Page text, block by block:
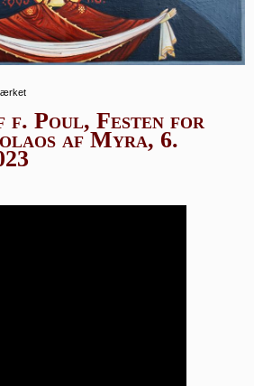
f. Poul, Festen for
af Myra, 6.